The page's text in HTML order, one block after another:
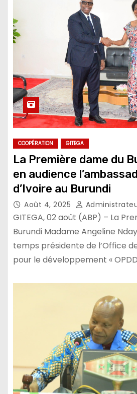
COOPÉRATION GITEGA
La Première dame du
en audience
d’Ivoire au Burundi
Août 4, 2025
GITEGA, 02 août (ABP) – La
Burundi Madame Angeline
temps présidente de l’Office
pour le développement «